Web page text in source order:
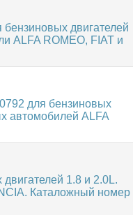
двигателей
ALFA ROMEO, FIAT и
для бензиновых
автомобилей ALFA
1.8 и 2.0L.
Каталожный номер